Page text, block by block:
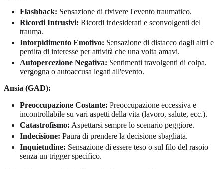
Flashback: Sensazione di rivivere l'evento traumatico.
Ricordi Intrusivi: Ricordi indesiderati e sconvolgenti del
trauma.
Intorpidimento Emotivo: Sensazione di distacco dagli altri e
perdita di interesse per attività che una volta amavi.
Autopercezione Negativa: Sentimenti travolgenti di colpa,
vergogna o autoaccusa legati all'evento.
Ansia (GAD):
Preoccupazione Costante: Preoccupazione eccessiva e
incontrollabile su vari aspetti della vita (lavoro, salute, ecc.).
Catastrofismo: Aspettarsi sempre lo scenario peggiore.
Indecisione: Paura di prendere la decisione sbagliata.
Inquietudine: Sensazione di essere teso o sul filo del rasoio
senza un trigger specifico.